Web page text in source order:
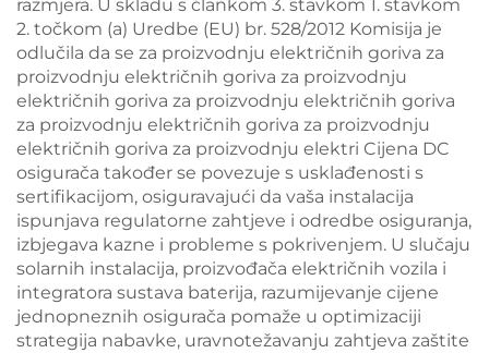
razmjera. U skladu s člankom 3. stavkom 1. stavkom
2. točkom (a) Uredbe (EU) br. 528/2012 Komisija je
odlučila da se za proizvodnju električnih goriva za
proizvodnju električnih goriva za proizvodnju
električnih goriva za proizvodnju električnih goriva
za proizvodnju električnih goriva za proizvodnju
električnih goriva za proizvodnju elektri Cijena DC
osigurača također se povezuje s usklađenosti s
sertifikacijom, osiguravajući da vaša instalacija
ispunjava regulatorne zahtjeve i odredbe osiguranja,
izbjegava kazne i probleme s pokrivenjem. U slučaju
solarnih instalacija, proizvođača električnih vozila i
integratora sustava baterija, razumijevanje cijene
jednopneznih osigurača pomaže u optimizaciji
strategija nabavke, uravnotežavanju zahtjeva zaštite